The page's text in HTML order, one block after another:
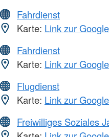
Fahrdienst
Karte: Link zur
Fahrdienst
Karte: Link zur
Flugdienst
Karte: Link zur
Freiwilliges Soziales